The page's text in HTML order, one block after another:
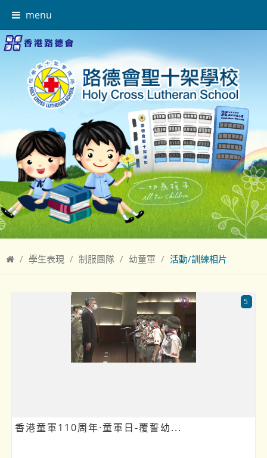
menu
學生表現 制服團隊 幼童軍 活動/訓練相片
篩選
香港童軍110周年·童軍日-覆誓幼...
5